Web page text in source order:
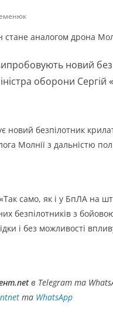
аналогом дрона
випробовують новий
оборони
новий безпілотник
Молнії з дальністю
само, як і у БпЛА на
безпілотників з
і без можливості
в Telegram та
та WhatsApp